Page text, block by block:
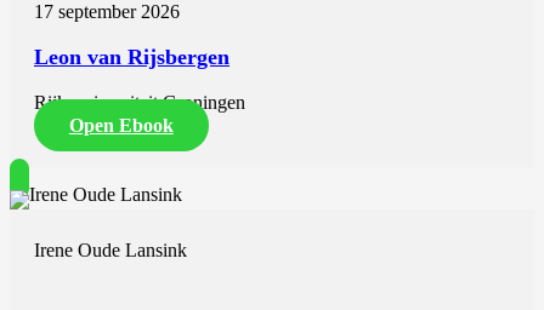
17 september 2026
Leon van Rijsbergen
Rijksuniversiteit Groningen
Open Ebook
Irene Oude Lansink